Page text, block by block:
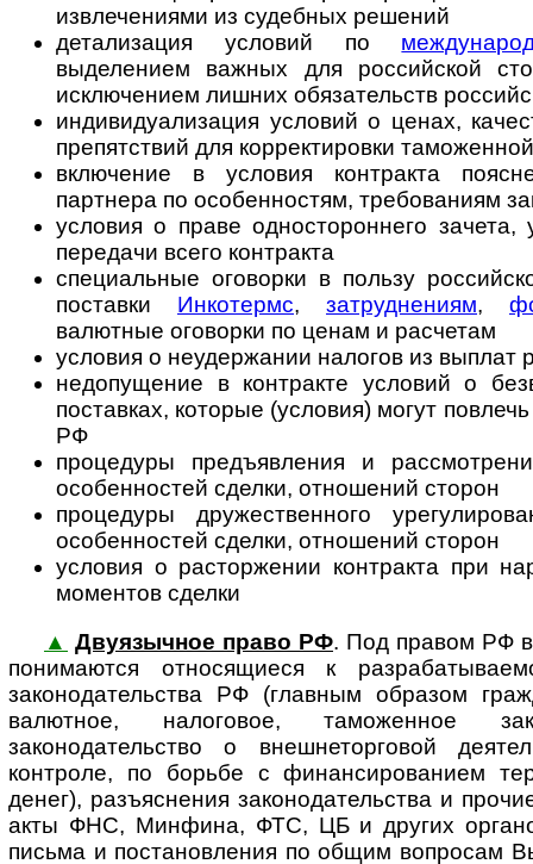
извлечениями из судебных решений
детализация условий по
выделением важных для российской
исключением лишних обязательств
индивидуализация условий о ценах,
препятствий для корректировки
включение в условия контракта
партнера по особенностям, требованиям
условия о праве одностороннего зачета,
передачи всего контракта
специальные оговорки в пользу
поставки Инкотермс, затруднениям,
валютные оговорки по ценам и расчетам
условия о неудержании налогов из выплат
недопущение в контракте условий о
поставках, которые (условия) могут
РФ
процедуры предъявления и
особенностей сделки, отношений сторон
процедуры дружественного
особенностей сделки, отношений сторон
условия о расторжении контракта при
моментов сделки
▲ Двуязычное право РФ. Под правом РФ в
понимаются относящиеся к
законодательства РФ (главным образом
валютное, налоговое, таможенное
законодательство о внешнеторговой
контроле, по борьбе с финансированием
денег), разъяснения законодательства и
акты ФНС, Минфина, ФТС, ЦБ и других
письма и постановления по общим вопросам